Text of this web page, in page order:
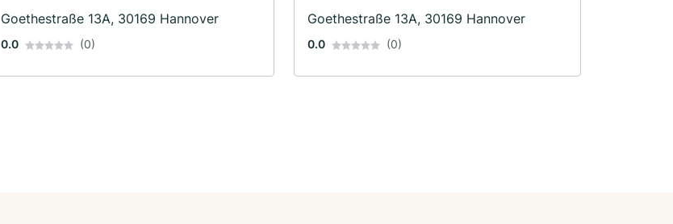
Goethestraße 13A, 30169 Hannover
0.0 (0)
Goethestraße 13A, 30169 Hannover
0.0 (0)